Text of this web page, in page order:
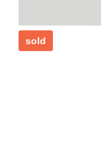
sold